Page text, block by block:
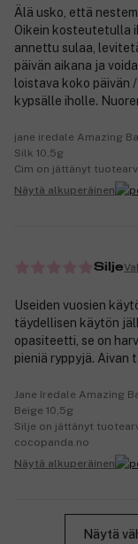
Älä usko, että
Oikein kosteutetulla
annettu sulaa,
päivän aikana ja
loistava koko päivän
kypsälle iholle.
jane iredale Amazing
Silk 10,5g
Cim on jättänyt
Näytä alkuperäinen
Silje
Useiden vuosien
täydellisen käytön
opasiteetti, se on
pieniä ryppyjä. Aivan
Jane Iredale Amazing
Beige 10,5g
Silje on jättänyt
cocopanda.no
Näytä alkuperäinen
Näytä